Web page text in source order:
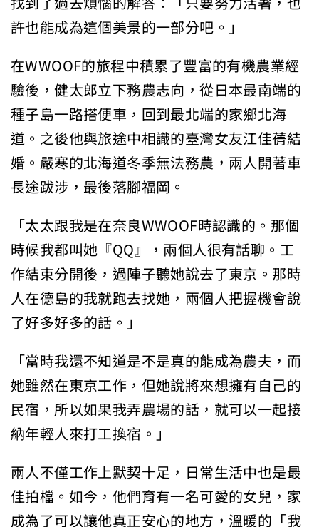
許也能成為這個美景的一部分吧。」
在WWOOF的旅程中積累了豐富的有機農業經
驗後，健太郎立下務農志向，從日本最南端的
種子島一路搭便車，回到最北端的家鄉北海
道。之後他與旅途中相識的臺灣女友江佳蒨結
婚。嚴寒的北海道冬季無法務農，兩人開著車
長途跋涉，最後落腳福岡。
「太太跟我是在奈良WWOOF時認識的。那個
時候我都叫她『QQ』，兩個人很有話聊。工
作結束分開後，過陣子聽她說去了東京。那時
人在德島的我就跑去找她，兩個人把握機會說
了好多好多的話。」
「當時我還不知道是不是真的能成為農夫，而
她雖然在東京工作，但她說將來想擁有自己的
民宿，所以如果我弄農場的話，就可以一起接
納年輕人來打工換宿。」
兩人不僅工作上默契十足，日常生活中也是最
佳拍檔。如今，他們育有一名可愛的女兒，家